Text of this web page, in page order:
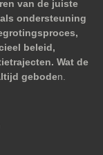
van de juiste
ondersteuning
beleid,
Wat de
geboden.